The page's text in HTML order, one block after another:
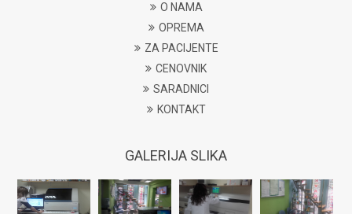
O NAMA
OPREMA
ZA PACIJENTE
CENOVNIK
SARADNICI
KONTAKT
GALERIJA SLIKA